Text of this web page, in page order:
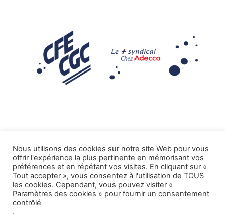
Mentions légales
Tous droits réservés CFE-CGC ADECCO.
Nous utilisons des cookies sur notre site Web pour vous
offrir l'expérience la plus pertinente en mémorisant vos
préférences et en répétant vos visites. En cliquant sur «
Tout accepter », vous consentez à l'utilisation de TOUS
les cookies. Cependant, vous pouvez visiter «
Paramètres des cookies » pour fournir un consentement
contrôlé
.